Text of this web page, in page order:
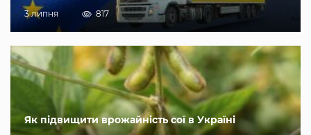
3 липня 817
Як підвищити врожайність сої в Україні